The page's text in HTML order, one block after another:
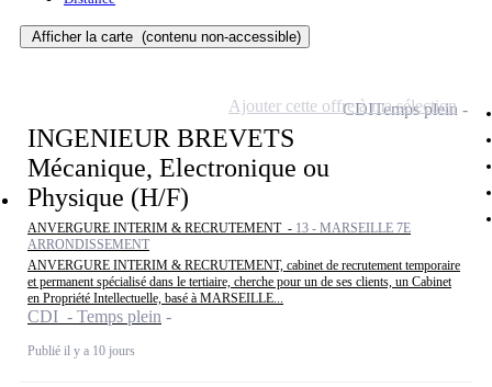
Afficher la carte (contenu non-accessible)
INGENIEUR BREVETS
Mécanique, Electronique ou
Physique (H/F)
ANVERGURE INTERIM & RECRUTEMENT - 13 - MARSEILLE 7E
ARRONDISSEMENT
ANVERGURE INTERIM & RECRUTEMENT, cabinet de recrutement temporaire
et permanent spécialisé dans le tertiaire, cherche pour un de ses clients, un Cabinet
en Propriété Intellectuelle, basé à MARSEILLE...
CDI - Temps plein
Publié il y a 10 jours
CDITemps plein
Ajouter cette offre à ma sélection